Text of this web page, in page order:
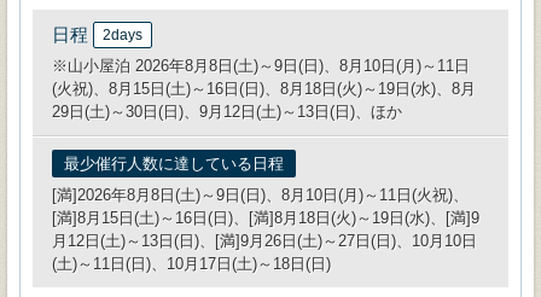
日程 2days
※山小屋泊 2026年8月8日(土)～9日(日)、8月10日(月)～11日
(火祝)、8月15日(土)～16日(日)、8月18日(火)～19日(水)、8月
29日(土)～30日(日)、9月12日(土)～13日(日)、ほか
最少催行人数に達している日程
[満]2026年8月8日(土)～9日(日)、8月10日(月)～11日(火祝)、
[満]8月15日(土)～16日(日)、[満]8月18日(火)～19日(水)、[満]9
月12日(土)～13日(日)、[満]9月26日(土)～27日(日)、10月10日
(土)～11日(日)、10月17日(土)～18日(日)